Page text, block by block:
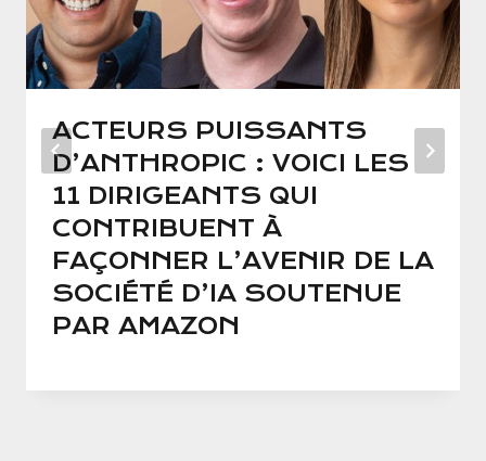
ACTEURS PUISSANTS
D’ANTHROPIC : VOICI LES
11 DIRIGEANTS QUI
CONTRIBUENT À
FAÇONNER L’AVENIR DE LA
SOCIÉTÉ D’IA SOUTENUE
PAR AMAZON